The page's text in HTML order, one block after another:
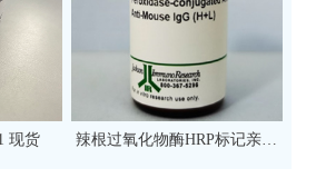
现货
辣根过氧化物酶HRP标记亲和